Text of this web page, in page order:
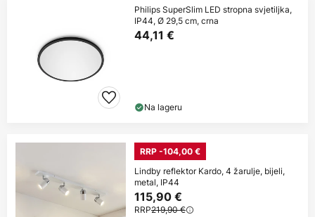
Philips SuperSlim LED stropna svjetiljka,
IP44, Ø 29,5 cm, crna
44,11 €
Na lageru
RRP -104,00 €
Lindby reflektor Kardo, 4 žarulje, bijeli,
metal, IP44
115,90 €
RRP219,90 €